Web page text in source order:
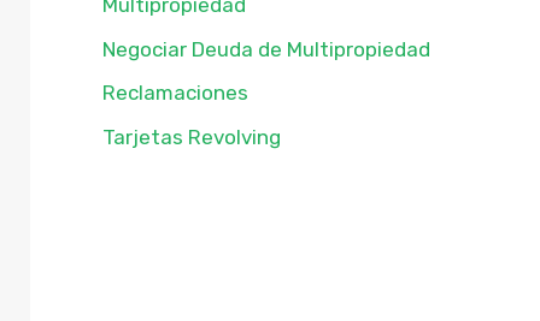
Multipropiedad
Negociar Deuda de Multipropiedad
Reclamaciones
Tarjetas Revolving